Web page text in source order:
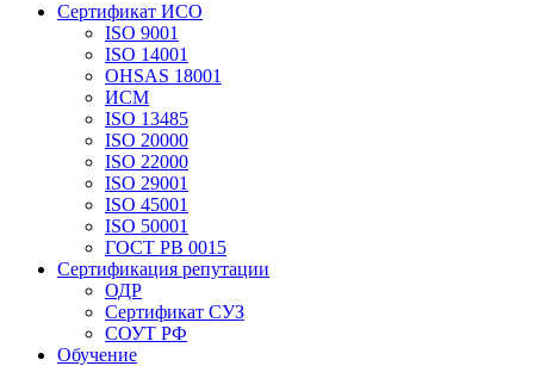
Сертификат ИСО
ISO 9001
ISO 14001
OHSAS 18001
ИСМ
ISO 13485
ISO 20000
ISO 22000
ISO 29001
ISO 45001
ISO 50001
ГОСТ РВ 0015
Сертификация репутации
ОДР
Сертификат СУЗ
СОУТ РФ
Обучение